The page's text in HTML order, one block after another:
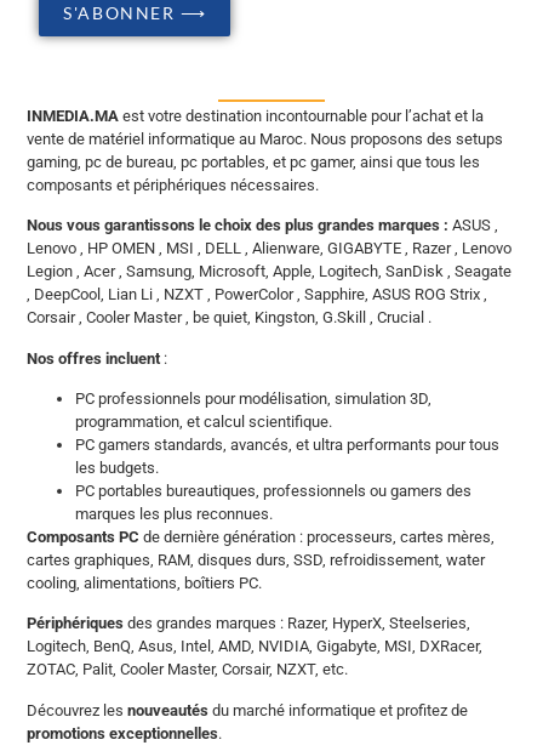
S'ABONNER ⟶
INMEDIA.MA est votre destination incontournable pour l’achat et la
vente de matériel informatique au Maroc. Nous proposons des setups
gaming, pc de bureau, pc portables, et pc gamer, ainsi que tous les
composants et périphériques nécessaires.
Nous vous garantissons le choix des plus grandes marques : ASUS ,
Lenovo , HP OMEN , MSI , DELL , Alienware, GIGABYTE , Razer , Lenovo
Legion , Acer , Samsung, Microsoft, Apple, Logitech, SanDisk , Seagate
, DeepCool, Lian Li , NZXT , PowerColor , Sapphire, ASUS ROG Strix ,
Corsair , Cooler Master , be quiet, Kingston, G.Skill , Crucial .
Nos offres incluent :
PC professionnels pour modélisation, simulation 3D,
programmation, et calcul scientifique.
PC gamers standards, avancés, et ultra performants pour tous
les budgets.
PC portables bureautiques, professionnels ou gamers des
marques les plus reconnues.
Composants PC de dernière génération : processeurs, cartes mères,
cartes graphiques, RAM, disques durs, SSD, refroidissement, water
cooling, alimentations, boîtiers PC.
Périphériques des grandes marques : Razer, HyperX, Steelseries,
Logitech, BenQ, Asus, Intel, AMD, NVIDIA, Gigabyte, MSI, DXRacer,
ZOTAC, Palit, Cooler Master, Corsair, NZXT, etc.
Découvrez lesnouveautés du marché informatique et profitez de
promotions exceptionnelles.